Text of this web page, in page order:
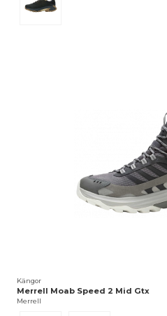
Kängor
Merrell Moab Speed 2 Mid Gtx
Merrell